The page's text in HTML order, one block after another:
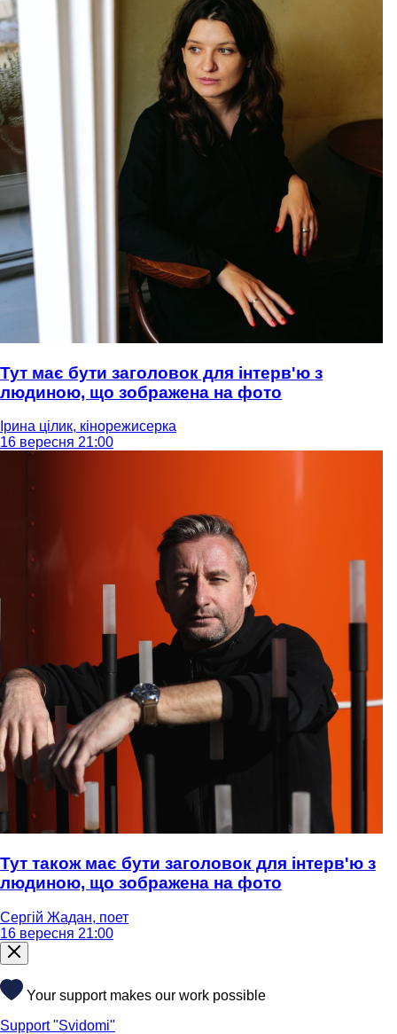
Тут має бути заголовок для інтерв'ю з
людиною, що зображена на фото
Ірина цілик, кінорежисерка
16 вересня 21:00
Тут також має бути заголовок для інтерв'ю з
людиною, що зображена на фото
Сергій Жадан, поет
16 вересня 21:00
Your support makes our work possible
Support "Svidomi"